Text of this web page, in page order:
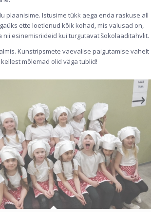
plaanisime. Istusime tükk aega enda raskuse all
ette loetlenud kõik kohad, mis valusad on,
nii esinemisriideid kui turgutavat šokolaaditahvlit.
Kunstripsmete vaevalise paigutamise vahelt
mõlemad olid väga tublid!